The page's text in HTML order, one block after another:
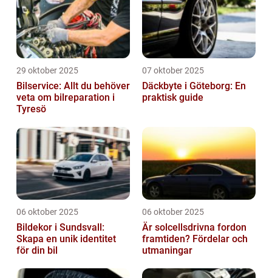
29 oktober 2025
Bilservice: Allt du behöver
veta om bilreparation i
Tyresö
07 oktober 2025
Däckbyte i Göteborg: En
praktisk guide
06 oktober 2025
Bildekor i Sundsvall:
Skapa en unik identitet
för din bil
06 oktober 2025
Är solcellsdrivna fordon
framtiden? Fördelar och
utmaningar